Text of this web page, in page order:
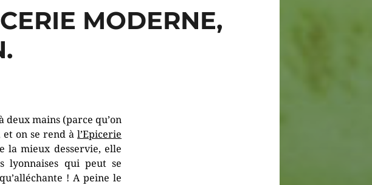
MODERNE,
deux mains (parce qu’on
et on se rend à l’Epicerie
la mieux desservie, elle
lyonnaises qui peut se
! A peine le